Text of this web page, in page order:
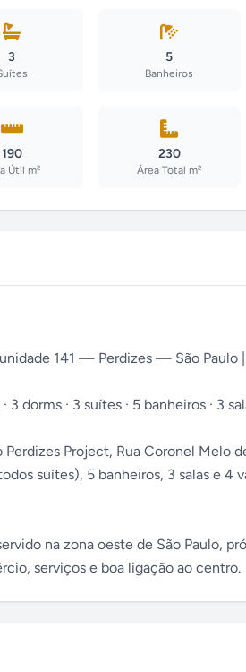
3 5
Banheiros
190
Útil m²
230
Área Total m²
141 — Perdizes — São Paulo |
dorms · 3 suítes · 5 banheiros · 3
Project, Rua Coronel Melo
suítes), 5 banheiros, 3 salas e 4
na zona oeste de São Paulo,
serviços e boa ligação ao centro.